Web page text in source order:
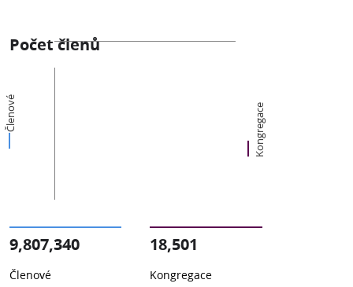
Počet členů
Členové Kongregace
9,807,340
Členové
18,501
Kongregace